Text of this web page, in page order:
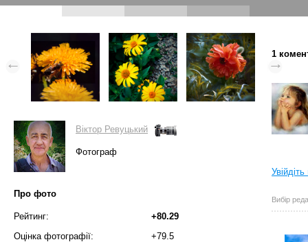
Вiктор Ревуцький
Фотограф
Про фото
Рейтинг:
+80.29
Оцінка фотографії:
+79.5
1
Вибір